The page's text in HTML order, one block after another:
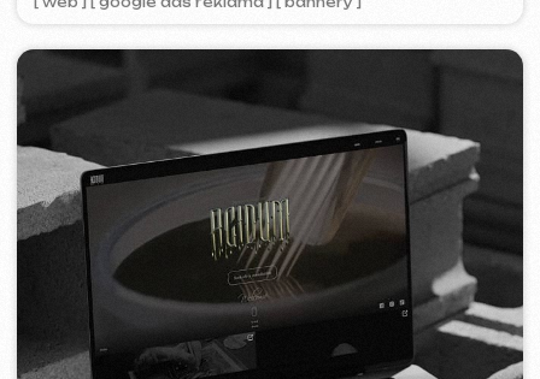
PLAN EVENT AGENCY
[ redesign webu ] [ seo ]